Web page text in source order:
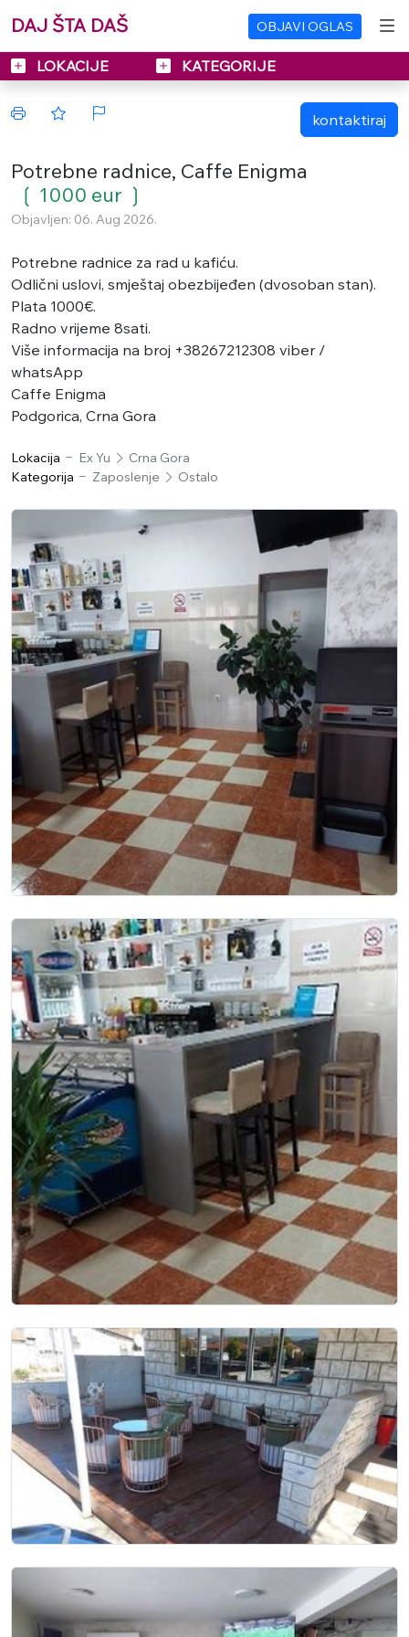
DAJ ŠTA DAŠ OBJAVI OGLAS
LOKACIJE KATEGORIJE
kontaktiraj
Potrebne radnice, Caffe Enigma
❲ 1000 eur ❳
Objavljen: 06. Aug 2026.
Potrebne radnice za rad u kafiću.
Odlični uslovi, smještaj obezbijeđen (dvosoban stan).
Plata 1000€.
Radno vrijeme 8sati.
Više informacija na broj +38267212308 viber /
whatsApp
Caffe Enigma
Podgorica, Crna Gora
Lokacija Ex Yu
Crna Gora
Kategorija
Zaposlenje Ostalo